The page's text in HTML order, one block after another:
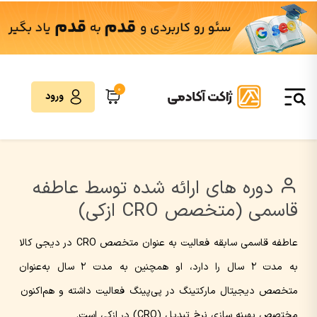
0
ورود
دوره های ارائه شده توسط عاطفه
قاسمی (متخصص CRO ازکی)
عاطفه قاسمی سابقه فعالیت به عنوان متخصص CRO در دیجی کالا
به مدت 2 سال را دارد، او همچنین به مدت 2 سال به‌عنوان
متخصص دیجیتال مارکتینگ در پی‌پینگ فعالیت داشته و هم‌اکنون